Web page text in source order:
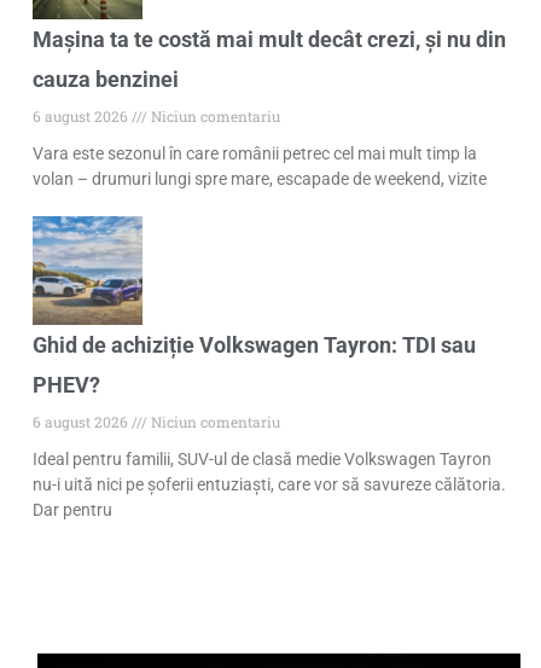
Mașina ta te costă mai mult decât crezi, și nu din
cauza benzinei
6 august 2026
Niciun comentariu
Vara este sezonul în care românii petrec cel mai mult timp la
volan – drumuri lungi spre mare, escapade de weekend, vizite
Ghid de achiziție Volkswagen Tayron: TDI sau
PHEV?
6 august 2026
Niciun comentariu
Ideal pentru familii, SUV-ul de clasă medie Volkswagen Tayron
nu-i uită nici pe șoferii entuziaști, care vor să savureze călătoria.
Dar pentru